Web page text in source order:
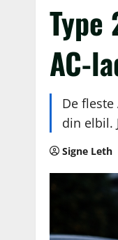
AC-
De
din elbil.
Signe Leth